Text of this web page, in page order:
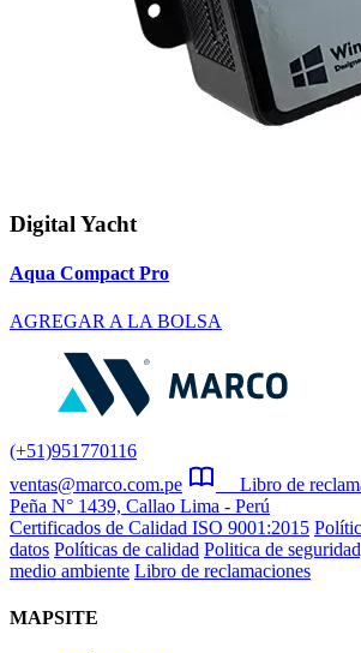
Digital Yacht
Aqua Compact Pro
AGREGAR A LA BOLSA
(+51)951770116
ventas@marco.com.pe
Libro de
Peña N° 1439, Callao Lima - Perú
Certificados de Calidad ISO 9001:2015
datos Políticas de calidad Politica de
medio ambiente Libro de reclamaciones
MAPSITE